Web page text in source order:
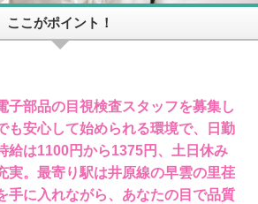
ここがポイント！
子部品の目視検査スタッフを募集し
も安心して始められる環境で、日勤
給は1100円から1375円、土日休み
実。最寄り駅は井原線の早雲の里荏
手に入れながら、あなたの目で品質